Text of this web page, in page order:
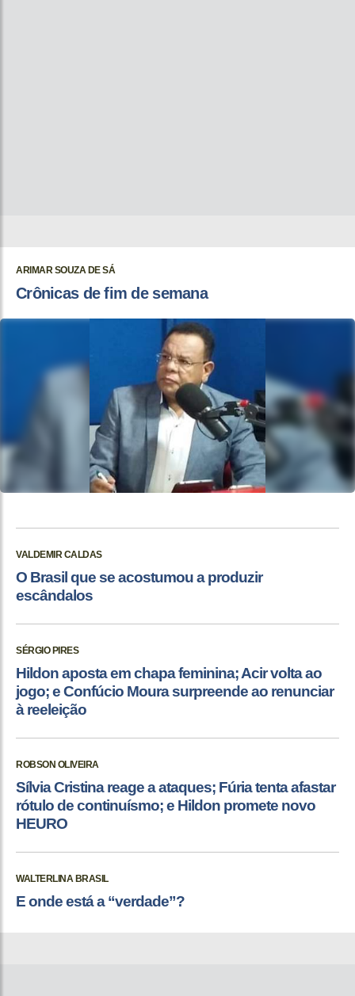
ARIMAR SOUZA DE SÁ
Crônicas de fim de semana
VALDEMIR CALDAS
O Brasil que se acostumou a produzir
escândalos
SÉRGIO PIRES
Hildon aposta em chapa feminina; Acir volta ao
jogo; e Confúcio Moura surpreende ao renunciar
à reeleição
ROBSON OLIVEIRA
Sílvia Cristina reage a ataques; Fúria tenta afastar
rótulo de continuísmo; e Hildon promete novo
HEURO
WALTERLINA BRASIL
E onde está a “verdade”?